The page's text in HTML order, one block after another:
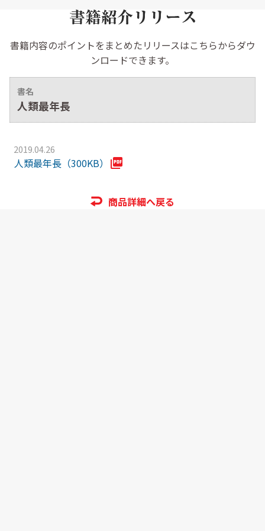
書籍内容のポイントをまとめたリリースはこちらからダウ
ンロードできます。
書名
人類最年長
2019.04.26
人類最年長（300KB）
商品詳細へ戻る